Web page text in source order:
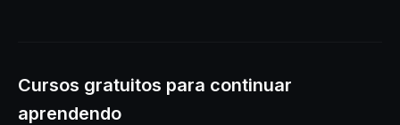
Cursos gratuitos para continuar
aprendendo